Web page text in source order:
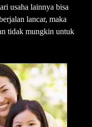
usaha lainnya bisa
lancar, maka
tidak mungkin untuk